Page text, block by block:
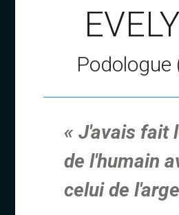
Podologue
« J'avais fait
de l'humain
celui de